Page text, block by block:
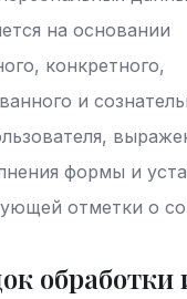
на основании
конкретного,
и
формы и
отметки о
обработки